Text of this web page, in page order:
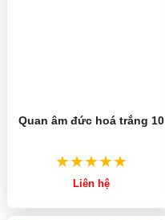
Quan âm đức hoá trắng 10
Liên hệ